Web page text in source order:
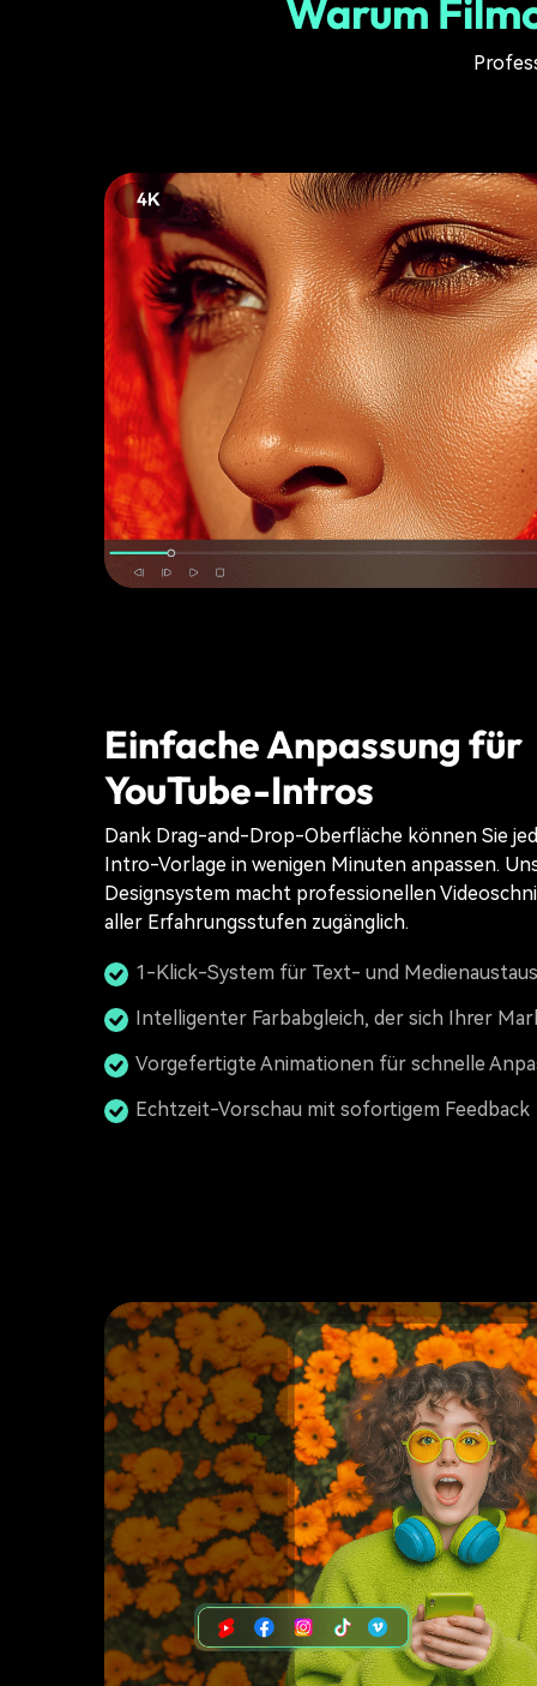
Warum
Einfache Anpassung für
YouTube-Intros
Dank Drag-and-Drop-Oberfläche können Sie
Intro-Vorlage in wenigen Minuten anpassen.
Designsystem macht professionellen
aller Erfahrungsstufen zugänglich.
1-Klick-System für Text- und
Intelligenter Farbabgleich, der sich Ihrer
Vorgefertigte Animationen für schnelle
Echtzeit-Vorschau mit sofortigem Feedback